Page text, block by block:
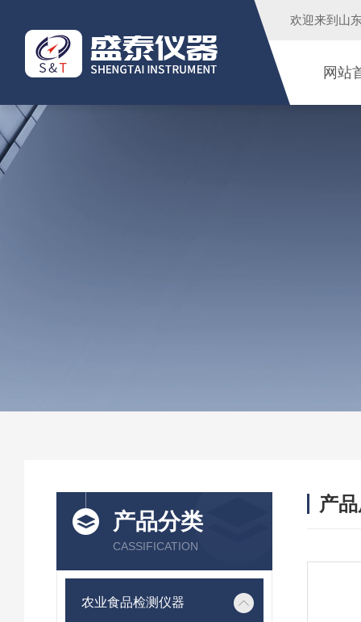
欢迎来到 山
网站
产品分类
CASSIFICATION
农业食品检测仪器
产